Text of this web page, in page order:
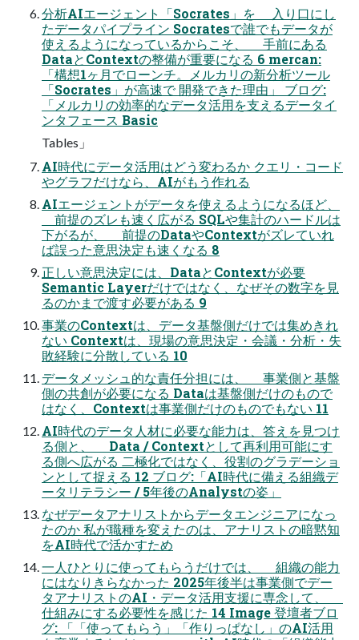
分析AIエージェント「Socrates」を 入り口にし
たデータパイプライン Socratesで誰でもデータが
使えるようになっているからこそ、 手前にある
DataとContextの整備が重要になる 6 mercan:
「構想1ヶ月でローンチ。メルカリの新分析ツール
「Socrates」が高速で 開発できた理由」 ブログ:
「メルカリの効率的なデータ活用を支えるデータイ
ンタフェース Basic
Tables」
AI時代にデータ活用はどう変わるか クエリ・コード
やグラフだけなら、AIがもう作れる
AIエージェントがデータを使えるようになるほど、
前提のズレも速く広がる SQLや集計のハードルは
下がるが、 前提のDataやContextがズレていれ
ば誤った意思決定も速くなる 8
正しい意思決定には、DataとContextが必要
Semantic Layerだけではなく、なぜその数字を見
るのかまで渡す必要がある 9
事業のContextは、データ基盤側だけでは集めきれ
ない Contextは、現場の意思決定・会議・分析・失
敗経験に分散している 10
データメッシュ的な責任分担には、 事業側と基盤
側の共創が必要になる Dataは基盤側だけのもので
はなく、Contextは事業側だけのものでもない 11
AI時代のデータ人材に必要な能力は、答えを見つけ
る側と、 Data / Contextとして再利用可能にす
る側へ広がる 二極化ではなく、役割のグラデーショ
ンとして捉える 12 ブログ:「AI時代に備える組織デ
ータリテラシー / 5年後のAnalystの姿」
なぜデータアナリストからデータエンジニアになっ
たのか 私が職種を変えたのは、アナリストの暗黙知
をAI時代で活かすため
一人ひとりに使ってもらうだけでは、 組織の能力
にはなりきらなかった 2025年後半は事業側でデー
タアナリストのAI・データ活用支援に専念して、
仕組みにする必要性を感じた 14 Image 登壇者ブロ
グ: 「「使ってもらう」「作りっぱなし」のAI活用